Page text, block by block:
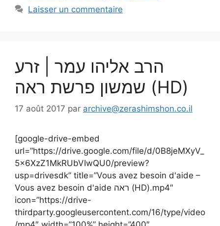
Laisser un commentaire
הרב אליהו עמר | זרע
שמשון פרשת ראה (HD)
17 août 2017 par archive@zerashimshon.co.il
[google-drive-embed
url=”https://drive.google.com/file/d/0B8jeMXyV_
5x6XzZ1MkRUbVIwQU0/preview?
usp=drivesdk” title=”Vous avez besoin d'aide –
Vous avez besoin d'aide ראה (HD).mp4″
icon=”https://drive-
thirdparty.googleusercontent.com/16/type/video